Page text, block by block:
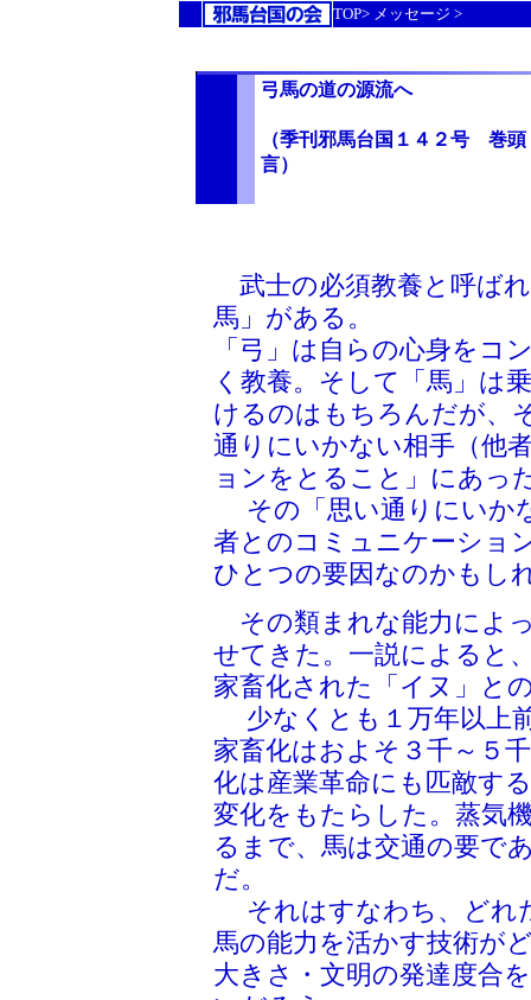
TOP> メッセージ >
弓馬の道の源流へ
（季刊邪馬台国１４２号 巻頭
言）
武士の必須教養と呼ば
馬」がある。
「弓」は自らの心身をコ
く教養。そして「馬」は
けるのはもちろんだが、
通りにいかない相手（他
ョンをとること」にあっ
その「思い通りにいか
者とのコミュニケーショ
ひとつの要因なのかもし
その類まれな能力によ
せてきた。一説によると
家畜化された「イヌ」と
少なくとも１万年以上
家畜化はおよそ３千～５
化は産業革命にも匹敵す
変化をもたらした。蒸気
るまで、馬は交通の要で
だ。
それはすなわち、どれ
馬の能力を活かす技術が
大きさ・文明の発達度合